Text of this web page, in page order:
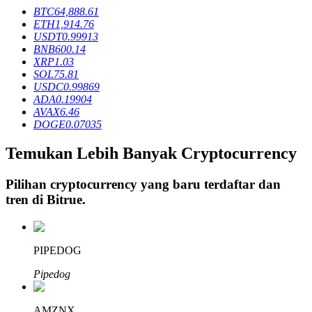
Penguncian BTR
Investasi eksklusif untuk pemegang BTR
Layanan pinjaman yang didukung Crypto
BTC64,888.61
ETH1,914.76
USDT0.99913
BNB600.14
XRP1.03
SOL75.81
USDC0.99869
ADA0.19904
AVAX6.46
DOGE0.07035
Temukan Lebih Banyak Cryptocurrency
Pilihan cryptocurrency yang baru terdaftar dan
tren di Bitrue.
PIPEDOG
Pipedog